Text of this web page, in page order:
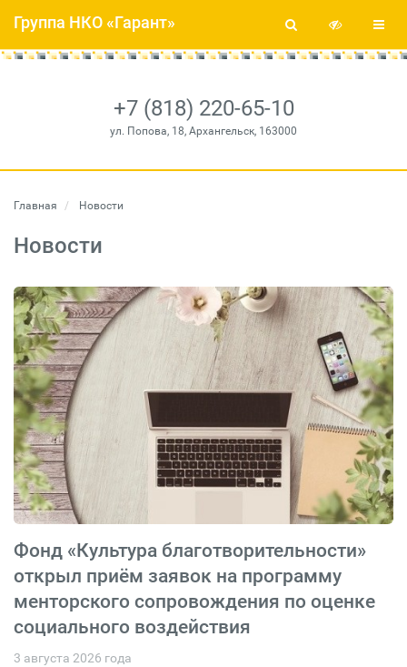
+7 (818) 220-65-10
ул. Попова, 18, Архангельск, 163000
Группа НКО «Гарант»
Главная Новости
Новости
Фонд «Культура благотворительности»
открыл приём заявок на программу
менторского сопровождения по оценке
социального воздействия
3 августа 2026 года